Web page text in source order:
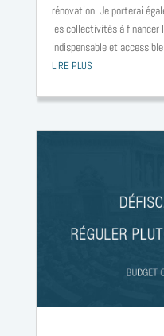
rénovation. Je porterai
les collectivités à financer
indispensable et
LIRE PLUS